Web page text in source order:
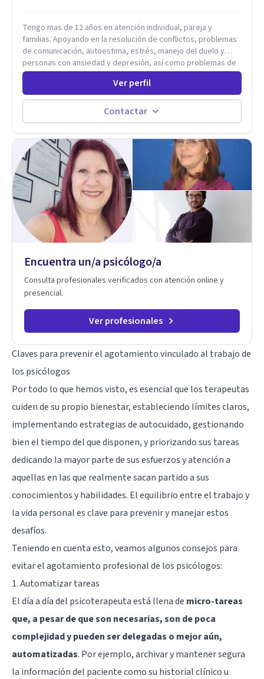
Tengo mas de 12 años en atención individual, pareja y
familias. Apoyando en la resolución de conflictos, problemas
de comunicación, autoestima, estrés, manejo del duelo y
personas con ansiedad y depresión, así como problemas de
conducta y comportamiento. Desarrollo de personas
Estableciendo metas a corto y largo plazo, es vital para la
vida de cada uno tener su propia vision.
Ver perfil
Contactar
Encuentra un/a psicólogo/a
Consulta profesionales verificados con atención online y
presencial.
Ver profesionales
Claves para prevenir el agotamiento vinculado al trabajo de
los psicólogos
Por todo lo que hemos visto, es esencial que los terapeutas
cuiden de su propio bienestar, estableciendo límites claros,
implementando estrategias de autocuidado, gestionando
bien el tiempo del que disponen, y priorizando sus tareas
dedicando la mayor parte de sus esfuerzos y atención a
aquellas en las que realmente sacan partido a sus
conocimientos y habilidades. El equilibrio entre el trabajo y
la vida personal es clave para prevenir y manejar estos
desafíos.
Teniendo en cuenta esto, veamos algunos consejos para
evitar el agotamiento profesional de los psicólogos:
1. Automatizar tareas
El día a día del psicoterapeuta está llena de micro-tareas
que, a pesar de que son necesarias, son de poca
complejidad y pueden ser delegadas o mejor aún,
automatizadas. Por ejemplo, archivar y mantener segura
la información del paciente como su historial clínico u